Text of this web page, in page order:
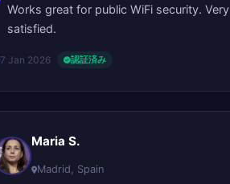
Works great for public WiFi security. Very
satisfied.
7 Jan 2026 認証済み
Maria S.
Madrid, Spain